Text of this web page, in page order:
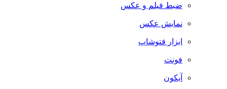
ضبط فيلم و عكس
نمایش عکس
ابزار فتوشاپ
فونت
آیکون